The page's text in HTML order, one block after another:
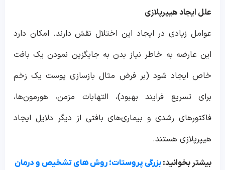
علل ایجاد هیپرپلازی
عوامل زیادی در ایجاد این اختلال نقش دارند. امکان دارد
این عارضه به خاطر نیاز بدن به جایگزین نمودن یک بافت
خاص ایجاد شود (بر فرض مثال بازسازی پوست یک زخم
برای تسریع فرایند بهبود)، التهابات مزمن، هورمون‌ها،
فاکتورهای رشدی و بیماری‌های بافتی از دیگر دلایل ایجاد
هیپرپلازی هستند.
بیشتر بخوانید: بزرگی پروستات؛ روش های تشخیص و درمان